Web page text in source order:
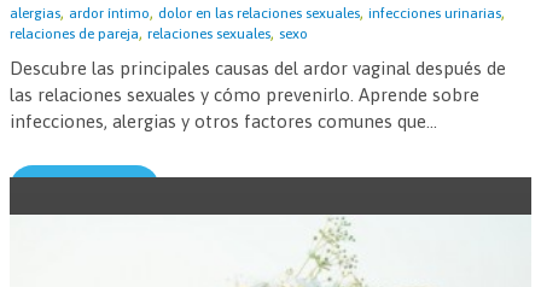
alergias, ardor íntimo, dolor en las relaciones sexuales, infecciones urinarias,
relaciones de pareja, relaciones sexuales, sexo
Descubre las principales causas del ardor vaginal después de
las relaciones sexuales y cómo prevenirlo. Aprende sobre
infecciones, alergias y otros factores comunes que...